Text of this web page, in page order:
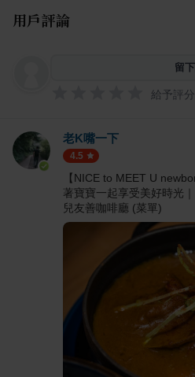
用戶評論
留
給予評分
老K嘴一下
4.5
【NICE to MEET U
著寶寶一起享受美好時光
兒友善咖啡廳 (菜單)